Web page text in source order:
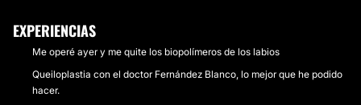
EXPERIENCIAS
Me operé ayer y me quite los biopolímeros de los labios
Queiloplastia con el doctor Fernández Blanco, lo mejor que he podido
hacer.